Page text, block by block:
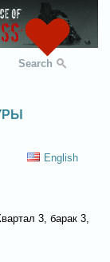
Search
English
3, барак 3,